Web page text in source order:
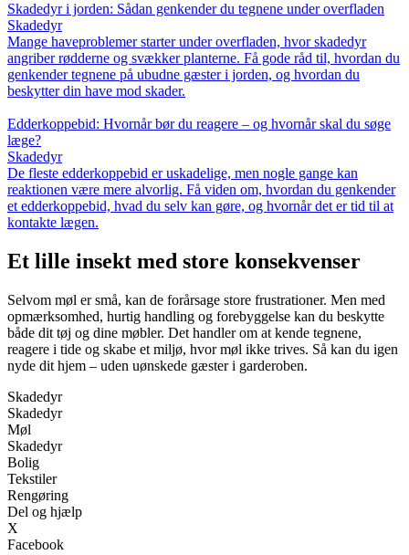
Skadedyr i jorden: Sådan genkender du tegnene under overfladen
Skadedyr
Mange haveproblemer starter under overfladen, hvor skadedyr
angriber rødderne og svækker planterne. Få gode råd til, hvordan du
genkender tegnene på ubudne gæster i jorden, og hvordan du
beskytter din have mod skader.
Edderkoppebid: Hvornår bør du reagere – og hvornår skal du søge
læge?
Skadedyr
De fleste edderkoppebid er uskadelige, men nogle gange kan
reaktionen være mere alvorlig. Få viden om, hvordan du genkender
et edderkoppebid, hvad du selv kan gøre, og hvornår det er tid til at
kontakte lægen.
Et lille insekt med store konsekvenser
Selvom møl er små, kan de forårsage store frustrationer. Men med
opmærksomhed, hurtig handling og forebyggelse kan du beskytte
både dit tøj og dine møbler. Det handler om at kende tegnene,
reagere i tide og skabe et miljø, hvor møl ikke trives. Så kan du igen
nyde dit hjem – uden uønskede gæster i garderoben.
Skadedyr
Skadedyr
Møl
Skadedyr
Bolig
Tekstiler
Rengøring
Del og hjælp
X
Facebook